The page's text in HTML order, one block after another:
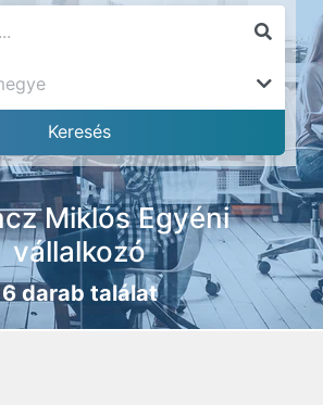
Miklós Egyéni
vállalkozó
6 darab találat